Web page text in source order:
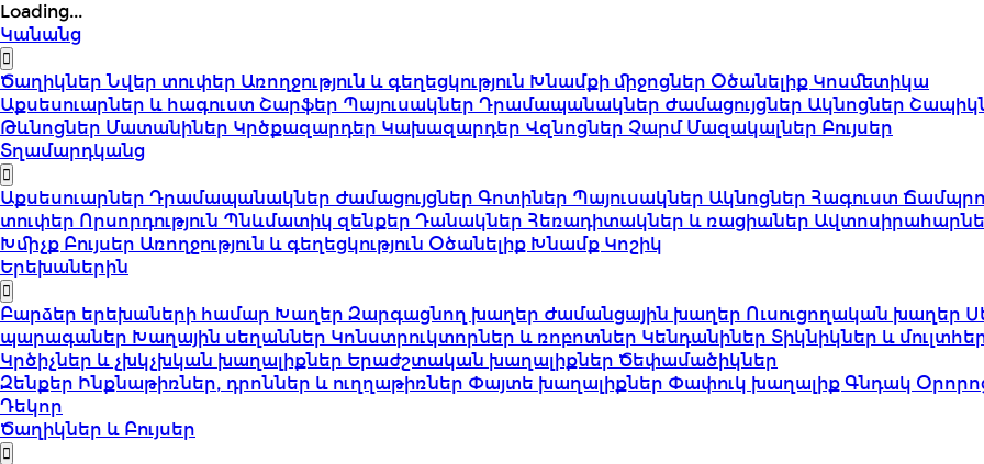
Loading...
Կանանց
ԾաղիկներՆվեր տուփեր Առողջություն և գեղեցկություն Խնամքի միջոցներ Օծանելիք Կոսմետիկա
Աքսեսուարներ և հագուստ Շարֆեր Պայուսակներ Դրամապանակներ Ժամացույցներ Ակնոցներ
Թևնոցներ Մատանիներ Կրծքազարդեր Կախազարդեր Վզնոցներ ՉարմՄազակալներ Բույսեր
Տղամարդկանց
Աքսեսուարներ Դրամապանակներ Ժամացույցներ Գոտիներ Պայուսակներ Ակնոցներ Հագուստ
տուփեր Որսորդություն Պնևմատիկ զենքեր Դանակներ Հեռադիտակներ և ռացիաներ
Խմիչք Բույսեր Առողջություն և գեղեցկություն Օծանելիք Խնամք Կոշիկ
Երեխաներին
Բարձեր երեխաների համար Խաղեր Զարգացնող խաղեր Ժամանցային խաղեր Ուսուցողական խաղեր
պարագաներ Խաղային սեղաններ Կոնստրուկտորներ և ռոբոտներ Կենդանիներ Տիկնիկներ և
Կրծիչներ և չխկչխկան խաղալիքներ Երաժշտական խաղալիքներ Ծեփամածիկներ
Զենքեր Ինքնաթիռներ, դրոններ և ուղղաթիռներ Փայտե խաղալիքներ Փափուկ խաղալիքԳնդակ
Դեկոր
Ծաղիկներ և Բույսեր